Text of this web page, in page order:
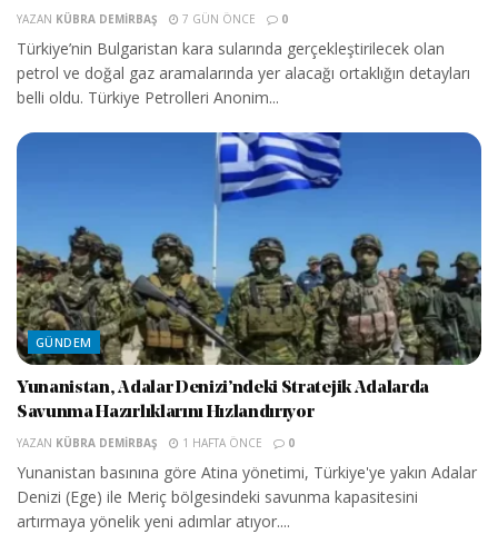
YAZAN KÜBRA DEMIRBAŞ 7 GÜN ÖNCE 0
Türkiye’nin Bulgaristan kara sularında gerçekleştirilecek olan
petrol ve doğal gaz aramalarında yer alacağı ortaklığın detayları
belli oldu. Türkiye Petrolleri Anonim...
GÜNDEM
Yunanistan, Adalar Denizi’ndeki Stratejik Adalarda
Savunma Hazırlıklarını Hızlandırıyor
YAZAN KÜBRA DEMIRBAŞ 1 HAFTA ÖNCE 0
Yunanistan basınına göre Atina yönetimi, Türkiye'ye yakın Adalar
Denizi (Ege) ile Meriç bölgesindeki savunma kapasitesini
artırmaya yönelik yeni adımlar atıyor....